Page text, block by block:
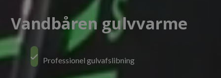
Vandbåren gulvvarme
Professionel gulvafslibning